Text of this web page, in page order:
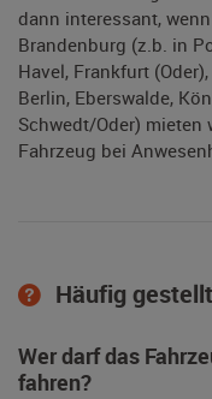
dann interessant,
Brandenburg (z.b. in
Havel, Frankfurt
Berlin, Eberswalde,
Schwedt/Oder) mieten
Fahrzeug bei
Häufig
Wer darf das
fahren?